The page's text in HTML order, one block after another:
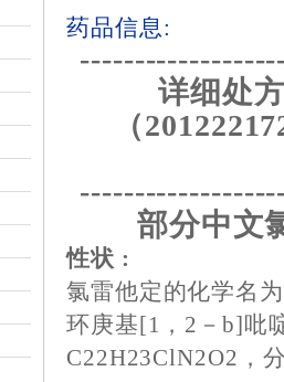
药品信息:
详细处
（
部分中文
性状 :
氯雷他定的化学名
环庚基[1，2－b]吡
C22H23ClN2O2，